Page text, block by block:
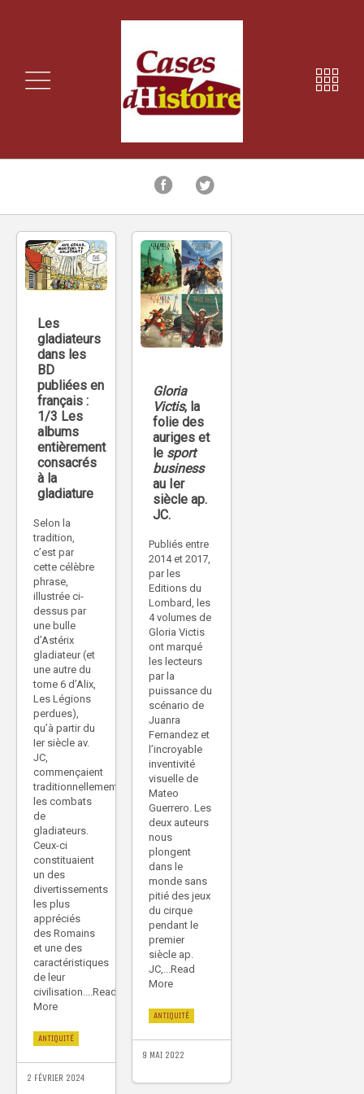
Les
gladiateurs
dans les
BD
publiées en
français :
1/3 Les
albums
entièrement
consacrés
à la
gladiature
Selon la
tradition,
c’est par
cette célèbre
phrase,
illustrée ci-
dessus par
une bulle
d’Astérix
gladiateur (et
une autre du
tome 6 d’Alix,
Les Légions
perdues),
qu’à partir du
Ier siècle av.
JC,
commençaient
traditionnellement
les combats
de
gladiateurs.
Ceux-ci
constituaient
un des
divertissements
les plus
appréciés
des Romains
et une des
caractéristiques
de leur
civilisation....Read
More
ANTIQUITÉ
2 FÉVRIER 2024
Gloria
Victis, la
folie des
auriges et
le sport
business
au Ier
siècle ap.
JC.
Publiés entre
2014 et 2017,
par les
Editions du
Lombard, les
4 volumes de
Gloria Victis
ont marqué
les lecteurs
par la
puissance du
scénario de
Juanra
Fernandez et
l’incroyable
inventivité
visuelle de
Mateo
Guerrero. Les
deux auteurs
nous
plongent
dans le
monde sans
pitié des jeux
du cirque
pendant le
premier
siècle ap.
JC,...Read
More
ANTIQUITÉ
9 MAI 2022